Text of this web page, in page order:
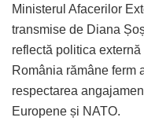
Ministerul Afacerilor
transmise de Diana
reflectă politica
România rămâne ferm
respectarea
Europene și NATO.